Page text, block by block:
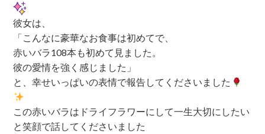
彼女は、
「こんなに豪華なお食事は初めてで、
赤いバラ108本も初めて見ました。
彼の愛情を強く感じました」
と、幸せいっぱいの表情で報告してくださいました
この赤いバラはドライフラワーにして一生大切にしたい
と笑顔で話してくださいました